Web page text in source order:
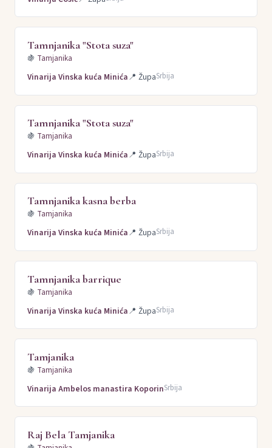
Tamnjanika "Stota suza"
🍇 Tamjanika
Vinarija Vinska kuća Minića📍 ŽupaSrbija
Tamnjanika "Stota suza"
🍇 Tamjanika
Vinarija Vinska kuća Minića📍 ŽupaSrbija
Tamnjanika kasna berba
🍇 Tamjanika
Vinarija Vinska kuća Minića📍 ŽupaSrbija
Tamnjanika barrique
🍇 Tamjanika
Vinarija Vinska kuća Minića📍 ŽupaSrbija
Tamjanika
🍇 Tamjanika
Vinarija Ambelos manastira KoporinSrbija
Raj Bela Tamjanika